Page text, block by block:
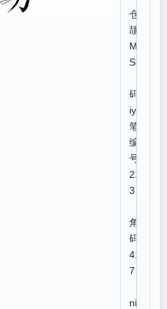
仓
颉:
MK
S
码:b
iym
笔顺
编
号:1
215
3
角号
码:1
412
7
niC